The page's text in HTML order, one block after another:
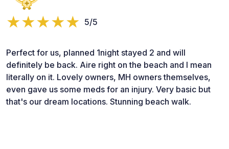
5/5
Perfect for us, planned 1night stayed 2 and will
definitely be back. Aire right on the beach and I mean
literally on it. Lovely owners, MH owners themselves,
even gave us some meds for an injury. Very basic but
that's our dream locations. Stunning beach walk.